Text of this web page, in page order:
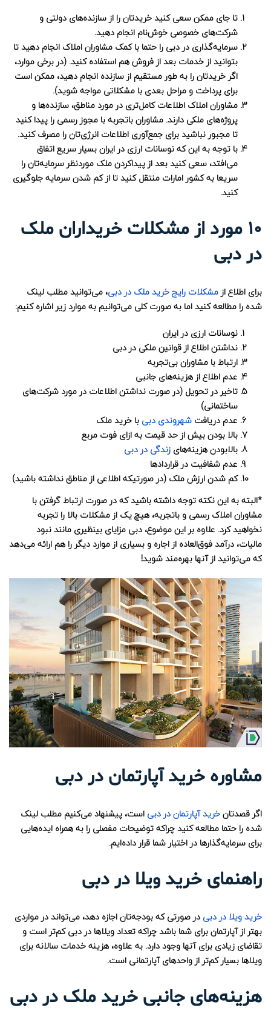
تا جای ممکن سعی کنید خریدتان را از سازنده‌های دولتی و
شرکت‌های خصوصی خوش‌نام انجام دهید.
سرمایه‌گذاری در دبی را حتما با کمک مشاوران املاک انجام دهید تا
بتوانید از خدمات بعد از فروش هم استفاده کنید. (در برخی موارد،
اگر خریدتان را به طور مستقیم از سازنده انجام دهید، ممکن است
برای پرداخت و مراحل بعدی با مشکلاتی مواجه شوید).
مشاوران املاک اطلاعات کامل‌تری در مورد مناطق، سازنده‌ها و
پروژه‌های ملکی دارند. مشاوران باتجربه با مجوز رسمی را پیدا کنید
تا مجبور نباشید برای جمع‌آوری اطلاعات انرژی‌تان را مصرف کنید.
با توجه به این که نوسانات ارزی در ایران بسیار سریع اتفاق
می‌افتد، سعی کنید بعد از پیداکردن ملک موردنظر سرمایه‌تان را
سریعا به کشور امارات منتقل کنید تا از کم شدن سرمایه جلوگیری
کنید.
10 مورد از مشکلات خریداران ملک
در دبی
برای اطلاع ازمشکلات رایج خرید ملک در دبی، می‌توانید مطلب لینک
شده را مطالعه کنید اما به صورت کلی می‌توانیم به موارد زیر اشاره کنیم:
نوسانات ارزی در ایران
نداشتن اطلاع از قوانین ملکی در دبی
ارتباط با مشاوران بی‌تجربه
عدم اطلاع از هزینه‌های جانبی
تاخیر در تحویل (در صورت نداشتن اطلاعات در مورد شرکت‌های
ساختمانی)
عدم دریافت شهروندی دبی با خرید ملک
بالا بودن بیش از حد قیمت به ازای فوت مربع
بالابودن هزینه‌های زندگی در دبی
عدم شفافیت در قراردادها
کم شدن ارزش ملک (در صورتیکه اطلاعی از مناطق نداشته باشید)
*البته به این نکته توجه داشته باشید که در صورت ارتباط گرفتن با
مشاوران املاک رسمی و باتجربه، هیچ یک از مشکلات بالا را تجربه
نخواهید کرد. علاوه بر این موضوع، دبی مزایای بینظیری مانند نبود
مالیات، درآمد فوق‌العاده از اجاره و بسیاری از موارد دیگر را هم ارائه می‌دهد
که می‌توانید از آنها بهره‌مند شوید!
مشاوره خرید آپارتمان در دبی
اگر قصدتانخرید آپارتمان در دبی است، پیشنهاد می‌کنیم مطلب لینک
شده را حتما مطالعه کنید چراکه توضیحات مفصلی را به همراه ایده‌هایی
برای سرمایه‌گذارها در اختیار شما قرار داده‌ایم.
راهنمای خرید ویلا در دبی
خرید ویلا در دبی در صورتی که بودجه‌تان اجازه دهد، می‌تواند در مواردی
بهتر از آپارتمان برای شما باشد چراکه تعداد ویلاها در دبی کم‌تر است و
تقاضای زیادی برای آنها وجود دارد. به علاوه، هزینه خدمات سالانه برای
ویلاها بسیار کم‌تر از واحدهای آپارتمانی است.
هزینه‌های جانبی خرید ملک در دبی